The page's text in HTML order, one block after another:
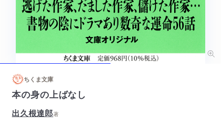
ちくま文庫
本の身の上ばなし
出久根達郎著